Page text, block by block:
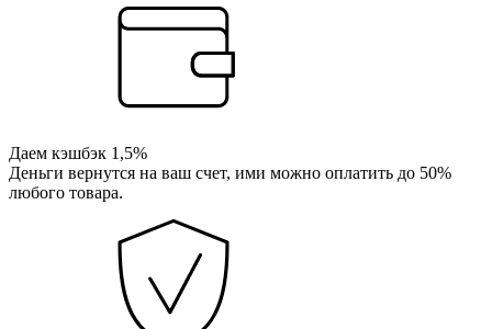
Даем кэшбэк 1,5%
Деньги вернутся на ваш счет, ими можно оплатить до 50%
любого товара.